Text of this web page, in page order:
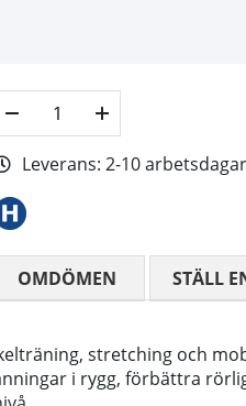
Leverans: 2-10 arbetsdagar
stretching och
i rygg, förbättra
OMDÖMEN STÄLL